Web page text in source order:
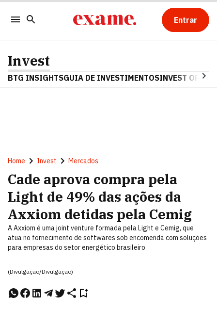
Entrar
Invest
BTG INSIGHTSGUIA DE INVESTIMENTOSINVEST OPINA
Home Invest Mercados
Cade aprova compra pela
Light de 49% das ações da
Axxiom detidas pela Cemig
A Axxiom é uma joint venture formada pela Light e Cemig, que
atua no fornecimento de softwares sob encomenda com soluções
para empresas do setor energético brasileiro
(Divulgação/Divulgação)